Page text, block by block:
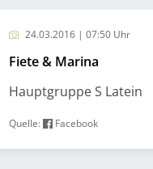
24.03.2016 | 07:50 Uhr
Fiete & Marina
Hauptgruppe S Latein
Quelle: Facebook